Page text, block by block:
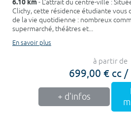
6.10 km- L'attrait du centre-ville :
Clichy, cette résidence étudiante
de la vie quotidienne : nombreux
supermarché, théâtres et...
En savoir plus
à partir de
699,00 € cc /
+ d'infos